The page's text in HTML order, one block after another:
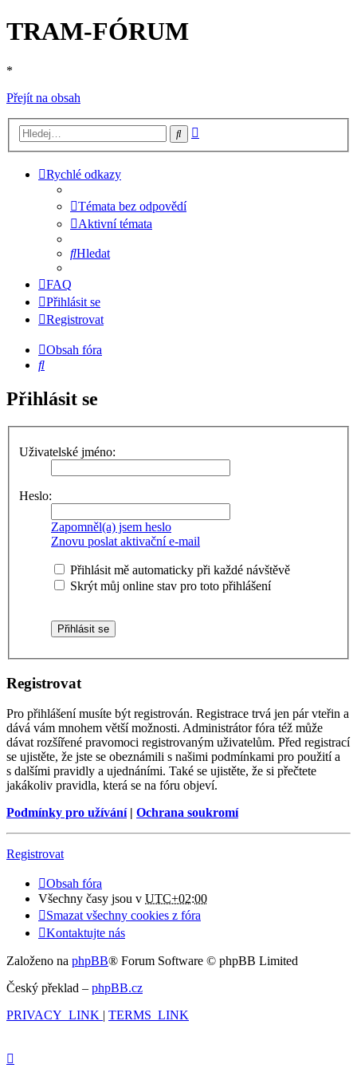
TRAM-FÓRUM
*
Přejít na obsah
Hledat
Rychlé odkazy
Témata bez odpovědí
Aktivní témata
Hledat
FAQ
Přihlásit se
Registrovat
Obsah fóra
Hledat
Přihlásit se
Uživatelské jméno:
Heslo:
Zapomněl(a) jsem heslo
Znovu poslat aktivační e-mail
Přihlásit mě automaticky při každé návštěvě
Skrýt můj online stav pro toto přihlášení
Registrovat
Pro přihlášení musíte být registrován. Registrace trvá jen pár vteřin a
dává vám mnohem větší možnosti. Administrátor fóra též může
dávat rozšířené pravomoci registrovaným uživatelům. Před registrací
se ujistěte, že jste se obeznámili s našimi podmínkami pro použití a
s dalšími pravidly a ujednáními. Také se ujistěte, že si přečtete
jakákoliv pravidla, která se na fóru objeví.
Podmínky pro užívání| Ochrana soukromí
Registrovat
Obsah fóra
Všechny časy jsou v UTC+02:00
Smazat všechny cookies z fóra
Kontaktujte nás
Založeno na phpBB® Forum Software © phpBB Limited
Český překlad – phpBB.cz
PRIVACY_LINK | TERMS_LINK